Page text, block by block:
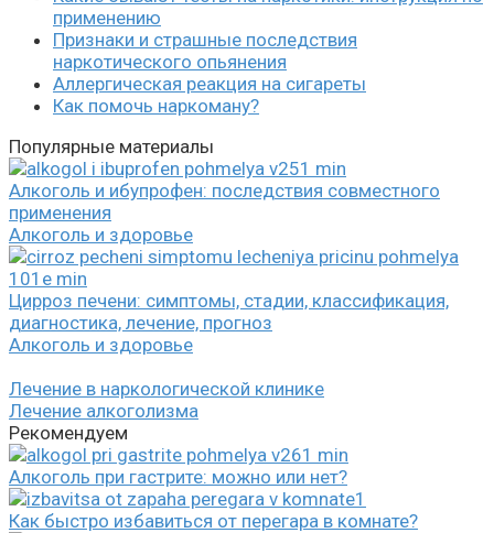
применению
Признаки и страшные последствия
наркотического опьянения
Аллергическая реакция на сигареты
Как помочь наркоману?
Популярные материалы
Алкоголь и ибупрофен: последствия совместного
применения
Алкоголь и здоровье
Цирроз печени: симптомы, стадии, классификация,
диагностика, лечение, прогноз
Алкоголь и здоровье
Лечение в наркологической клинике
Лечение алкоголизма
Рекомендуем
Алкоголь при гастрите: можно или нет?
Как быстро избавиться от перегара в комнате?